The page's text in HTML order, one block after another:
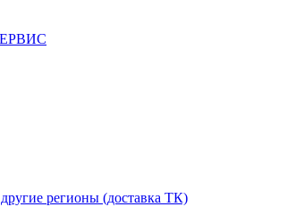
регионы (доставка ТК)